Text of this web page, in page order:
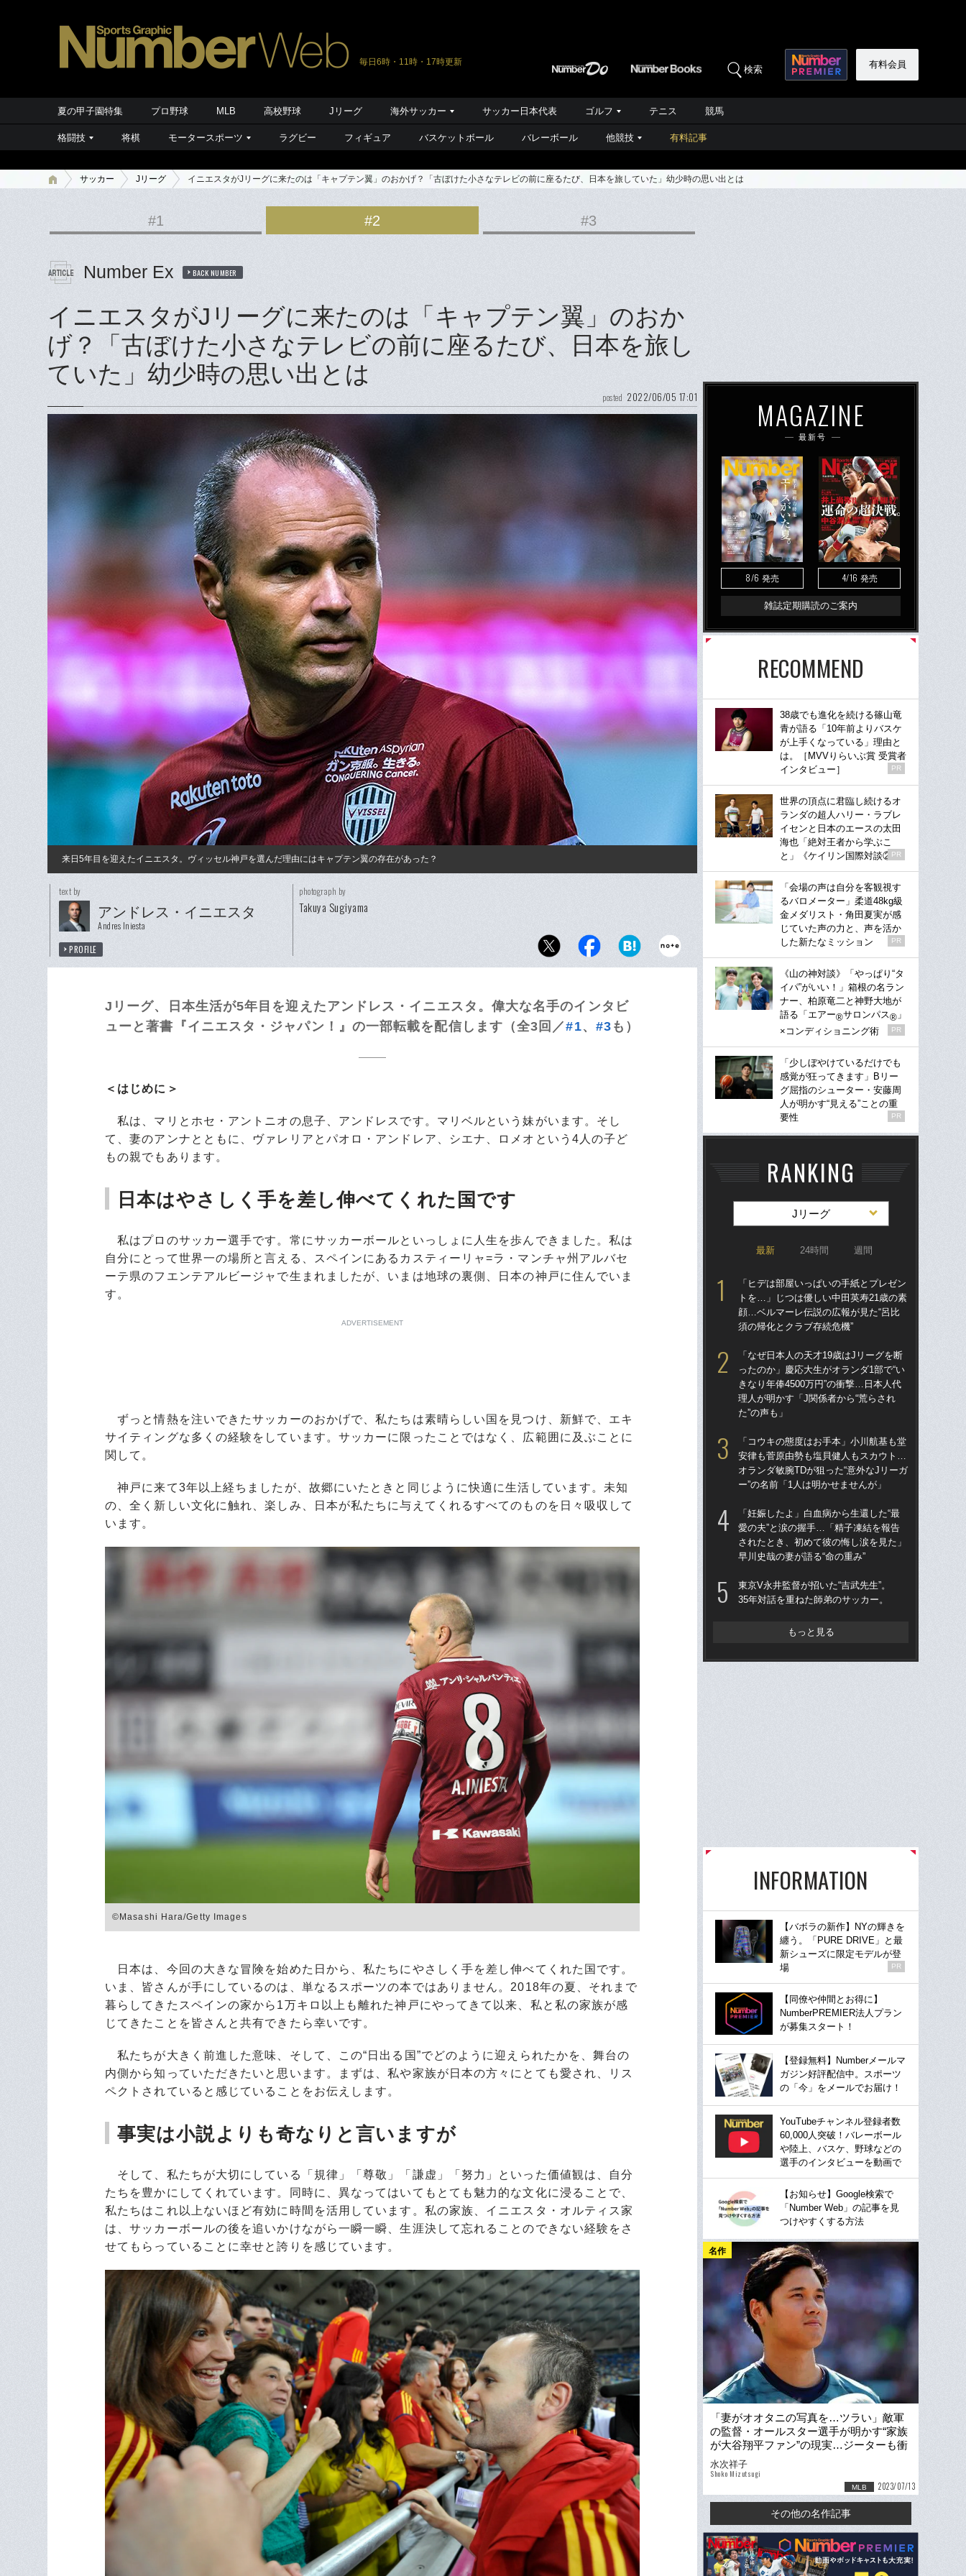
毎日6時・11時・17時更新
検索 有料会員
夏の甲子園特集 プロ野球 MLB 高校野球 Jリーグ 海外サッカー サッカー日本代表 ゴルフ テニス 競馬
格闘技 将棋 モータースポーツ ラグビー フィギュア バスケットボール バレーボール 他競技 有料記事
サッカー Jリーグ イニエスタがJリーグに来たのは「キャプテン翼」のおかげ？「古ぼけた小さなテレビの前に座るたび、日本を旅していた」幼少時の思い出とは
#1 #2 #3
Number Ex BACK NUMBER
イニエスタがJリーグに来たのは「キャプテン翼」のおか
げ？「古ぼけた小さなテレビの前に座るたび、日本を旅し
ていた」幼少時の思い出とは
posted 2022/06/05 17:01
来日5年目を迎えたイニエスタ。ヴィッセル神戸を選んだ理由にはキャプテン翼の存在があった？
text by
アンドレス・イニエスタ
Andres Iniesta
PROFILE
photograph by
Takuya Sugiyama
Jリーグ、日本生活が5年目を迎えたアンドレス・イニエスタ。偉大な名手のインタビ
ューと著書『イニエスタ・ジャパン！』の一部転載を配信します（全3回／#1、 #3 も）
＜はじめに＞
私は、マリとホセ・アントニオの息子、アンドレスです。マリベルという妹がいます。そし
て、妻のアンナとともに、ヴァレリアとパオロ・アンドレア、シエナ、ロメオという4人の子ど
もの親でもあります。
日本はやさしく手を差し伸べてくれた国です
私はプロのサッカー選手です。常にサッカーボールといっしょに人生を歩んできました。私は
自分にとって世界一の場所と言える、スペインにあるカスティーリャ=ラ・マンチャ州アルバセ
ーテ県のフエンテアルビージャで生まれましたが、いまは地球の裏側、日本の神戸に住んでいま
す。
ADVERTISEMENT
ずっと情熱を注いできたサッカーのおかげで、私たちは素晴らしい国を見つけ、新鮮で、エキ
サイティングな多くの経験をしています。サッカーに限ったことではなく、広範囲に及ぶことに
関して。
神戸に来て3年以上経ちましたが、故郷にいたときと同じように快適に生活しています。未知
の、全く新しい文化に触れ、楽しみ、日本が私たちに与えてくれるすべてのものを日々吸収して
います。
©Masashi Hara/Getty Images
日本は、今回の大きな冒険を始めた日から、私たちにやさしく手を差し伸べてくれた国です。
いま、皆さんが手にしているのは、単なるスポーツの本ではありません。2018年の夏、それまで
暮らしてきたスペインの家から1万キロ以上も離れた神戸にやってきて以来、私と私の家族が感
じてきたことを皆さんと共有できたら幸いです。
私たちが大きく前進した意味、そして、この“日出る国”でどのように迎えられたかを、舞台の
内側から知っていただきたいと思います。まずは、私や家族が日本の方々にとても愛され、リス
ペクトされていると感じていることをお伝えします。
事実は小説よりも奇なりと言いますが
そして、私たちが大切にしている「規律」「尊敬」「謙虚」「努力」といった価値観は、自分
たちを豊かにしてくれています。同時に、異なってはいてもとても魅力的な文化に浸ることで、
私たちはこれ以上ないほど有効に時間を活用しています。私の家族、イニエスタ・オルティス家
は、サッカーボールの後を追いかけながら一瞬一瞬、生涯決して忘れることのできない経験をさ
せてもらっていることに幸せと誇りを感じています。
MAGAZINE
最新号
8/6 発売 4/16 発売
雑誌定期購読のご案内
RECOMMEND
38歳でも進化を続ける篠山竜
青が語る「10年前よりバスケ
が上手くなっている」理由と
は。［MVVりらいぶ賞 受賞者
インタビュー］
PR
世界の頂点に君臨し続けるオ
ランダの超人ハリー・ラブレ
イセンと日本のエースの太田
海也「絶対王者から学ぶこ
と」《ケイリン国際対談②》
PR
「会場の声は自分を客観視す
るバロメーター」柔道48kg級
金メダリスト・角田夏実が感
じていた声の力と、声を活か
した新たなミッション
PR
《山の神対談》「やっぱり“タ
イパ”がいい！」箱根の名ラン
ナー、柏原竜二と神野大地が
語る「エアー®サロンパス® 」
×コンディショニング術
PR
「少しぼやけているだけでも
感覚が狂ってきます」Bリー
グ屈指のシューター・安藤周
人が明かす“見える”ことの重
要性
PR
RANKING
Jリーグ
最新 24時間 週間
「ヒデは部屋いっぱいの手紙とプレゼン
トを…」じつは優しい中田英寿21歳の素
顔…ベルマーレ伝説の広報が見た“呂比
須の帰化とクラブ存続危機”
「なぜ日本人の天才19歳はJリーグを断
ったのか」慶応大生がオランダ1部で“い
きなり年俸4500万円”の衝撃…日本人代
理人が明かす「J関係者から“荒らされ
た”の声も」
「コウキの態度はお手本」小川航基も堂
安律も菅原由勢も塩貝健人もスカウト…
オランダ敏腕TDが狙った“意外なJリーガ
ー”の名前「1人は明かせませんが」
「妊娠したよ」白血病から生還した“最
愛の夫”と涙の握手…「精子凍結を報告
されたとき、初めて彼の悔し涙を見た」
早川史哉の妻が語る“命の重み”
東京V永井監督が招いた“吉武先生”。
35年対話を重ねた師弟のサッカー。
もっと見る
INFORMATION
【バボラの新作】NYの輝きを
纏う。「PURE DRIVE」と最
新シューズに限定モデルが登
場
PR
【同僚や仲間とお得に】
NumberPREMIER法人プラン
が募集スタート！
【登録無料】Numberメールマ
ガジン好評配信中。スポーツ
の「今」をメールでお届け！
YouTubeチャンネル登録者数
60,000人突破！バレーボール
や陸上、バスケ、野球などの
選手のインタビューを動画で
【お知らせ】Google検索で
「Number Web」の記事を見
つけやすくする方法
名作
「妻がオオタニの写真を…ツラい」敵軍
の監督・オールスター選手が明かす“家族
が大谷翔平ファン”の現実…ジーターも衝
撃「スポーツ界で最高」
水次祥子
Shoko Mizutsugi
MLB 2023/07/13
その他の名作記事